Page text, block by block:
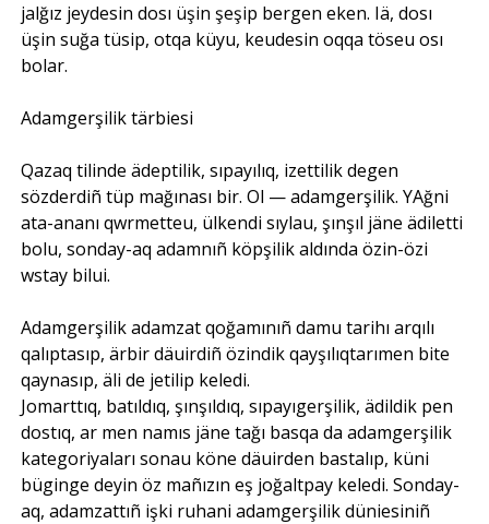
jalğız jeydesin dosı üşin şeşip bergen eken. Iä, dosı
üşin suğa tüsip, otqa küyu, keudesin oqqa töseu osı
bolar.
Adamgerşilik tärbiesi
Qazaq tilinde ädeptilik, sıpayılıq, izettilik degen
sözderdiñ tüp mağınası bir. Ol — adamgerşilik. YAğni
ata-ananı qwrmetteu, ülkendi sıylau, şınşıl jäne ädiletti
bolu, sonday-aq adamnıñ köpşilik aldında özin-özi
wstay bilui.
Adamgerşilik adamzat qoğamınıñ damu tarihı arqılı
qalıptasıp, ärbir däuirdiñ özindik qayşılıqtarımen bite
qaynasıp, äli de jetilip keledi.
Jomarttıq, batıldıq, şınşıldıq, sıpayıgerşilik, ädildik pen
dostıq, ar men namıs jäne tağı basqa da adamgerşilik
kategoriyaları sonau köne däuirden bastalıp, küni
büginge deyin öz mañızın eş joğaltpay keledi. Sonday-
aq, adamzattıñ işki ruhani adamgerşilik düniesiniñ